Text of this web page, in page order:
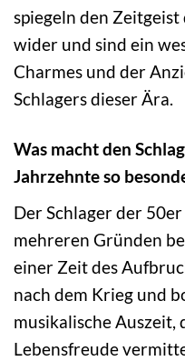
spiegeln den
wider und sind ein
Charmes und der
Schlagers dieser Ära.
Was macht den
Jahrzehnte so
Der Schlager der
mehreren Gründen
einer Zeit des
nach dem Krieg und
musikalische Auszeit,
Lebensfreude